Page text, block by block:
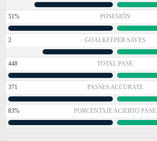
51% POSESIÓN
2 GOALKEEPER SAVES
448 TOTAL PASE
371 PASSES ACCURATE
83% PORCENTAJE ACIERTO PASE